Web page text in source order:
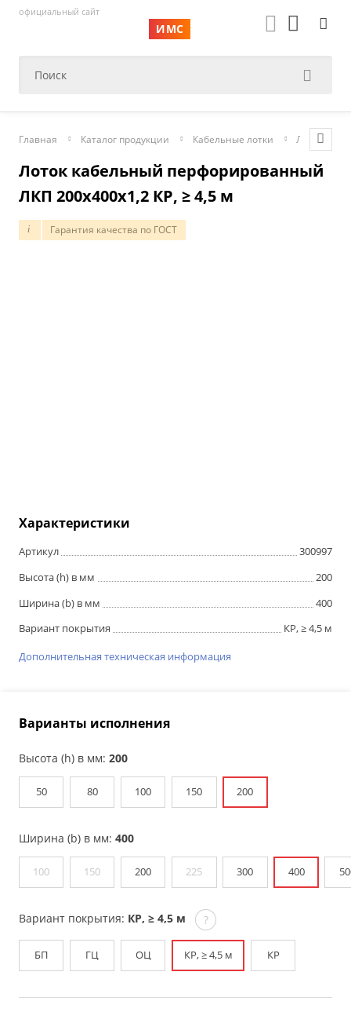
официальный сайт
ИМС
Главная Каталог продукции Кабельные лотки Листовые
Лоток кабельный перфорированный
ЛКП 200х400х1,2 КР, ≥ 4,5 м
i Гарантия качества по ГОСТ
Характеристики
Артикул
300997
Высота (h) в мм
200
Ширина (b) в мм
400
Вариант покрытия
КР, ≥ 4,5 м
Дополнительная техническая информация
Варианты исполнения
Высота (h) в мм: 200
50 80 100 150 200
Ширина (b) в мм: 400
100 150 200 225 300 400
Вариант покрытия: КР, ≥ 4,5 м ?
БП ГЦ ОЦ КР, ≥ 4,5 м КР